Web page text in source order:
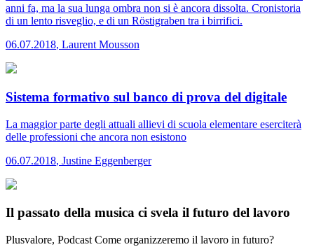
anni fa, ma la sua lunga ombra non si è ancora dissolta. Cronistoria
di un lento risveglio, e di un Röstigraben tra i birrifici.
06.07.2018, Laurent Mousson
Sistema formativo sul banco di prova del digitale
La maggior parte degli attuali allievi di scuola elementare eserciterà
delle professioni che ancora non esistono
06.07.2018, Justine Eggenberger
Il passato della musica ci svela il futuro del lavoro
Plusvalore, Podcast Come organizzeremo il lavoro in futuro?